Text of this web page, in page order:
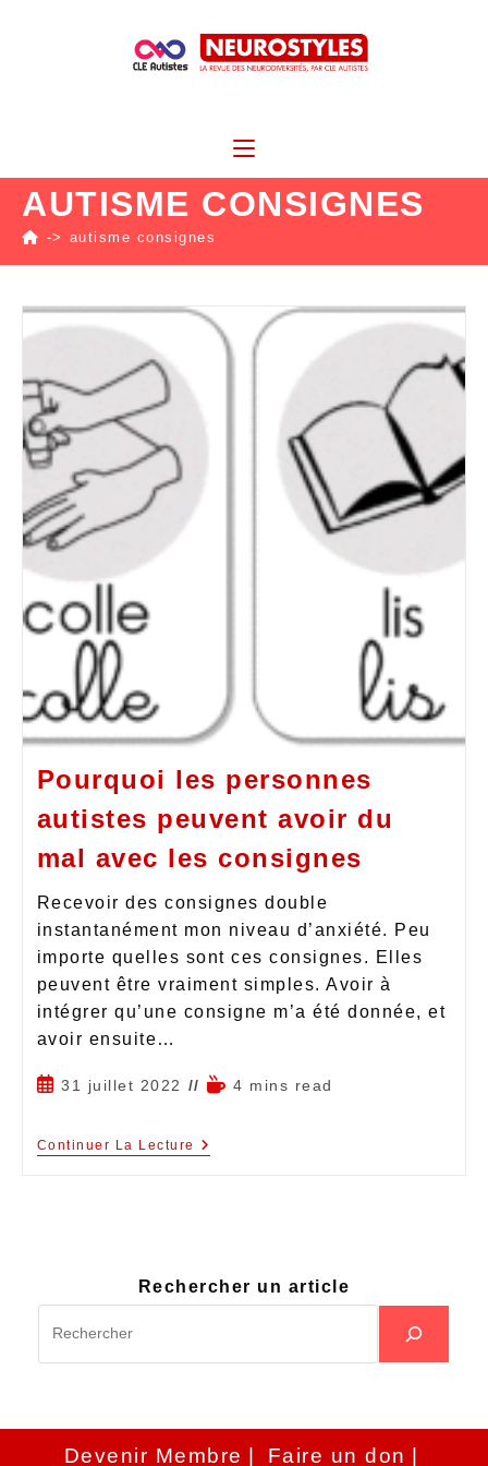
AUTISME CONSIGNES
-> autisme consignes
Pourquoi les personnes
autistes peuvent avoir du
mal avec les consignes
Recevoir des consignes double
instantanément mon niveau d’anxiété. Peu
importe quelles sont ces consignes. Elles
peuvent être vraiment simples. Avoir à
intégrer qu’une consigne m’a été donnée, et
avoir ensuite…
31 juillet 2022 4 mins read
Continuer La Lecture
Rechercher un article
Devenir Membre Faire un don